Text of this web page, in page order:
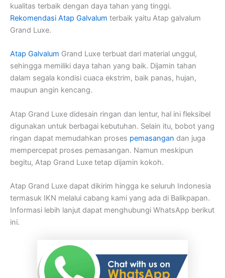
kualitas terbaik dengan daya tahan yang tinggi.
Rekomendasi Atap Galvalum terbaik yaitu Atap galvalum
Grand Luxe.
Atap Galvalum Grand Luxe terbuat dari material unggul,
sehingga memiliki daya tahan yang baik. Dijamin tahan
dalam segala kondisi cuaca ekstrim, baik panas, hujan,
maupun angin kencang.
Atap Grand Luxe didesain ringan dan lentur, hal ini fleksibel
digunakan untuk berbagai kebutuhan. Selain itu, bobot yang
ringan dapat memudahkan proses pemasangan dan juga
mempercepat proses pemasangan. Namun meskipun
begitu, Atap Grand Luxe tetap dijamin kokoh.
Atap Grand Luxe dapat dikirim hingga ke seluruh Indonesia
termasuk IKN melalui cabang kami yang ada di Balikpapan.
Informasi lebih lanjut dapat menghubungi WhatsApp berikut
ini.